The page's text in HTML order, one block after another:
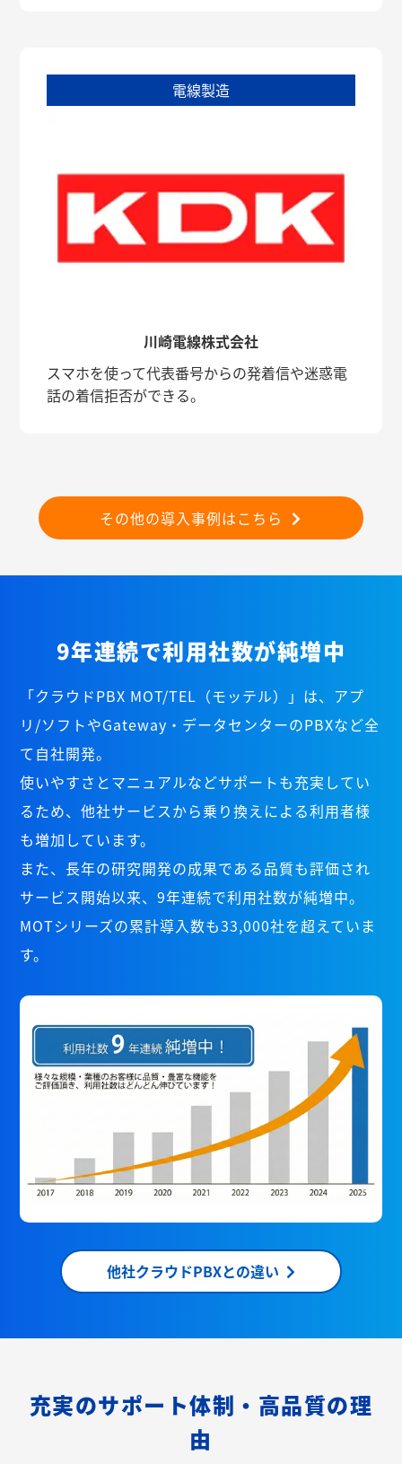
電線製造
川崎電線株式会社
スマホを使って代表番号からの発着信や迷惑電
話の着信拒否ができる。
その他の導入事例はこちら
9年連続で利用社数が純増中
「クラウドPBX MOT/TEL（モッテル）」は、アプ
リ/ソフトやGateway・データセンターのPBXなど全
て自社開発。
使いやすさとマニュアルなどサポートも充実してい
るため、他社サービスから乗り換えによる利用者様
も増加しています。
また、長年の研究開発の成果である品質も評価され
サービス開始以来、9年連続で利用社数が純増中。
MOTシリーズの累計導入数も33,000社を超えていま
す。
他社クラウドPBXとの違い
充実のサポート体制・高品質の理
由